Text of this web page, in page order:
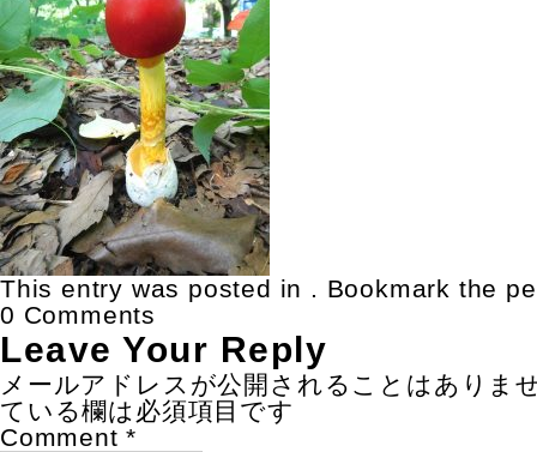
This entry was posted in . Bookmark the
0 Comments
Leave Your Reply
メールアドレスが公開されることはありま
ている欄は必須項目です
Comment *